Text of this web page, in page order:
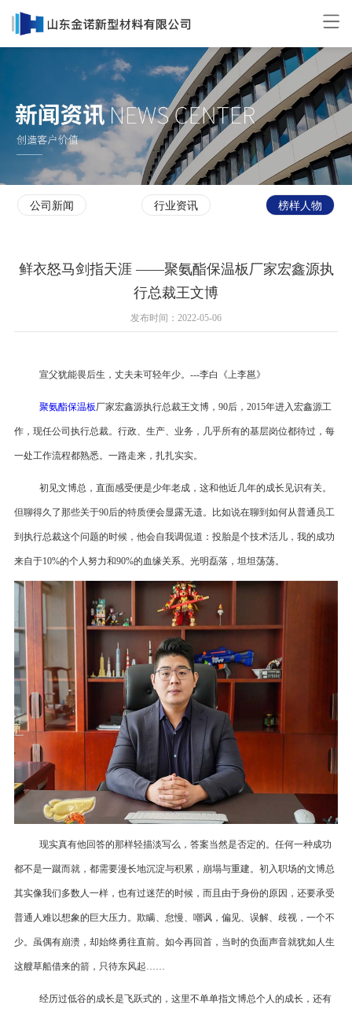
公司新闻 行业资讯 榜样人物
鲜衣怒马剑指天涯 ——聚氨酯保温板厂家宏鑫源执
行总裁王文博
发布时间：2022-05-06
宣父犹能畏后生，丈夫未可轻年少。 ---李白《上李邕》
聚氨酯保温板厂家宏鑫源执行总裁王文博， 90后，2015年进入宏鑫源工
作，现任公司执行总裁。行政、生产、业务，几乎所有的基层岗位都待过，每
一处工作流程都熟悉。一路走来，扎扎实实。
初见文博总，直面感受便是少年老成，这和他近几年的成长见识有关。
但聊得久了那些关于90后的特质便会显露无遗。比如说在聊到如何从普通员工
到执行总裁这个问题的时候，他会自我调侃道：投胎是个技术活儿，我的成功
来自于10%的个人努力和90%的血缘关系。光明磊落，坦坦荡荡。
现实真有他回答的那样轻描淡写么，答案当然是否定的。任何一种成功
都不是一蹴而就，都需要漫长地沉淀与积累，崩塌与重建。初入职场的文博总
其实像我们多数人一样，也有过迷茫的时候，而且由于身份的原因，还要承受
普通人难以想象的巨大压力。欺瞒、怠慢、嘲讽，偏见、误解、歧视，一个不
少。虽偶有崩溃，却始终勇往直前。如今再回首，当时的负面声音就犹如人生
这艘草船借来的箭，只待东风起……
经历过低谷的成长是飞跃式的，这里不单单指文博总个人的成长，还有